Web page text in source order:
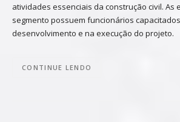
atividades essenciais da construção civil. As
segmento possuem funcionários
desenvolvimento e na execução do projeto.
CONTINUE LENDO